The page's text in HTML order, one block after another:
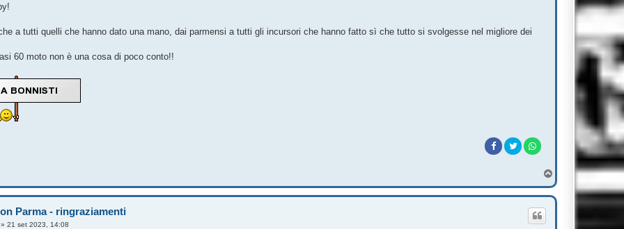
a tutti quelli che hanno dato una mano, dai parmensi a tutti gli incursori che hanno fatto sì che tutto si svolgesse nel migliore dei
60 moto non è una cosa di poco conto!!
o
Parma - ringraziamenti
»21 set 2023, 14:08